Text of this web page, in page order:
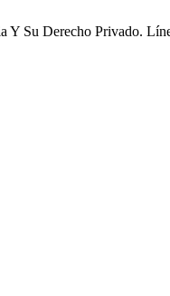
Su Derecho Privado.